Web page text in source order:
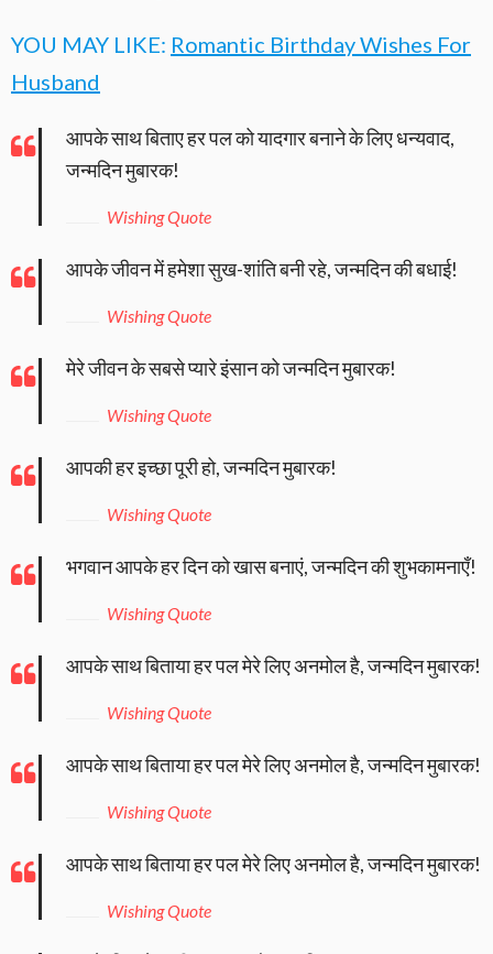
YOU MAY LIKE: Romantic Birthday Wishes For
Husband
आपके साथ बिताए हर पल को यादगार बनाने के लिए धन्यवाद,
जन्मदिन मुबारक!
Wishing Quote
आपके जीवन में हमेशा सुख-शांति बनी रहे, जन्मदिन की बधाई!
Wishing Quote
मेरे जीवन के सबसे प्यारे इंसान को जन्मदिन मुबारक!
Wishing Quote
आपकी हर इच्छा पूरी हो, जन्मदिन मुबारक!
Wishing Quote
भगवान आपके हर दिन को खास बनाएं, जन्मदिन की शुभकामनाएँ!
Wishing Quote
आपके साथ बिताया हर पल मेरे लिए अनमोल है, जन्मदिन मुबारक!
Wishing Quote
आपके साथ बिताया हर पल मेरे लिए अनमोल है, जन्मदिन मुबारक!
Wishing Quote
आपके साथ बिताया हर पल मेरे लिए अनमोल है, जन्मदिन मुबारक!
Wishing Quote